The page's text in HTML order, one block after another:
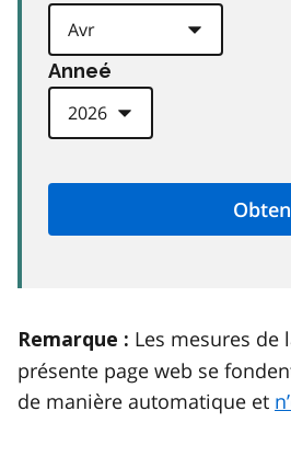
Anneé
Remarque : Les mesures de
présente page web se
de manière automatique et